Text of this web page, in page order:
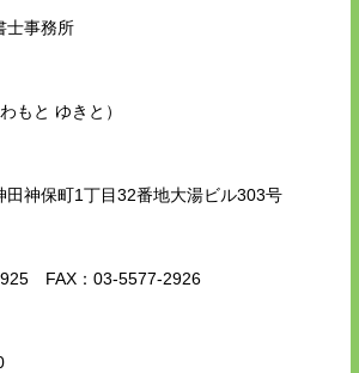
士事務所
もと ゆきと）
田神保町1丁目32番地大湯ビル303号
FAX：03-5577-2926